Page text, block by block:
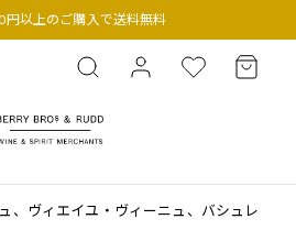
以上のご購入で送料無料
BROS. & RUDD
、ヴィエイユ・ヴィーニュ、バシュレ